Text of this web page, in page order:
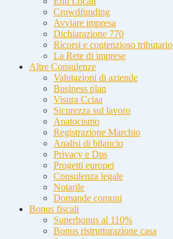
Crowdfunding
Avviare impresa
Dichiarazione 770
Ricorsi e contenzioso tributario
La Rete di imprese
Altre Consulenze
Valutazioni di aziende
Business plan
Visura Cciaa
Sicurezza sul lavoro
Anatocismo
Registrazione Marchio
Analisi di bilancio
Privacy e Dps
Progetti europei
Consulenza legale
Notarile
Domande comuni
Bonus fiscali
Superbonus al 110%
Bonus ristrutturazione casa